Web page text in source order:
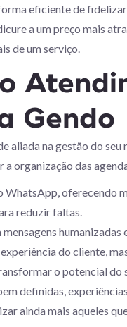
eficiente de
a um preço mais
de um serviço.
Gendo
aliada na gestão do seu
organização das
oferecendo
reduzir faltas.
humanizadas
do cliente,
o potencial do
definidas,
ainda mais aqueles